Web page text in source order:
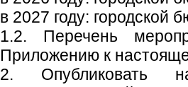
в 2027 году: городской
1.2. Перечень
Приложению к
2. Опубликовать